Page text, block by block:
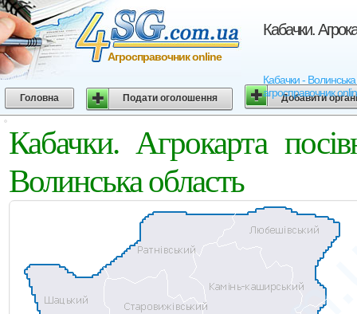
Кабачки.
Кабачки - Волинська
агросправочник
Агросправочник online
Головна Подати оголошення Добавити
Кабачки. Агрокарта
Волинська область